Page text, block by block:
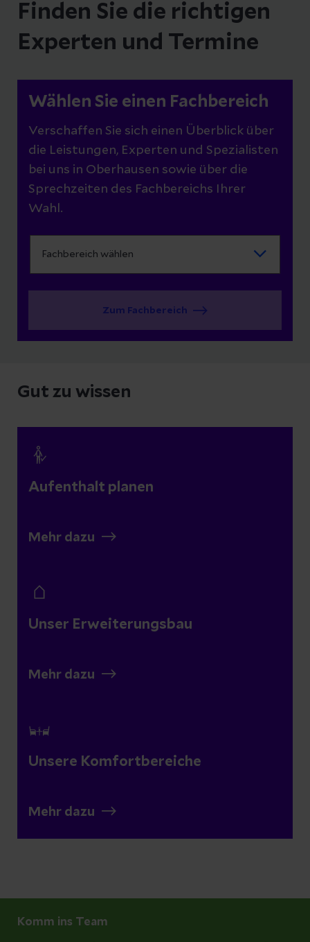
Finden Sie die richtigen
Experten und Termine
Wählen Sie einen Fachbereich
Verschaffen Sie sich einen Überblick über
die Leistungen, Experten und Spezialisten
bei uns in Oberhausen sowie über die
Sprechzeiten des Fachbereichs Ihrer
Wahl.
Zum Fachbereich
Gut zu wissen
Aufenthalt planen
Mehr dazu
Unser Erweiterungsbau
Mehr dazu
Unsere Komfortbereiche
Mehr dazu
Komm ins Team